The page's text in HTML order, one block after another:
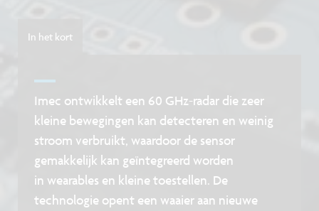
In het kort
Imec ontwikkelt een 60 GHz-radar die zeer
kleine bewegingen kan detecteren en weinig
stroom verbruikt, waardoor de sensor
gemakkelijk kan geïntegreerd worden
in wearables en kleine toestellen. De
technologie opent een waaier aan nieuwe